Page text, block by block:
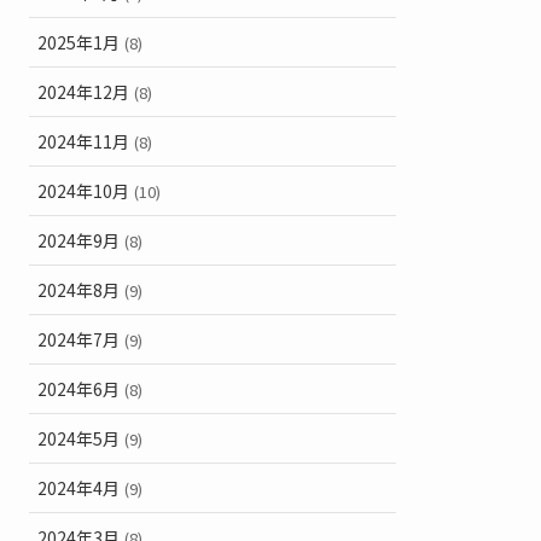
2025年1月 (8)
2024年12月 (8)
2024年11月 (8)
2024年10月 (10)
2024年9月 (8)
2024年8月 (9)
2024年7月 (9)
2024年6月 (8)
2024年5月 (9)
2024年4月 (9)